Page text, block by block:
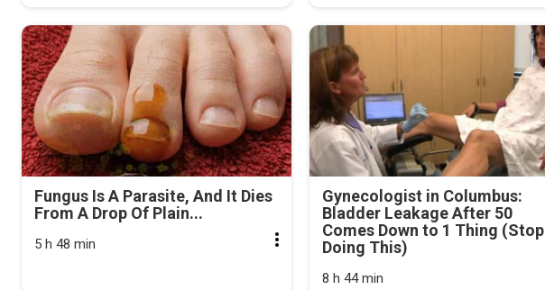
Fungus Is A Parasite, And It Dies
From A Drop Of Plain...
5 h 48 min
Gynecologist in Columbus:
Bladder Leakage After 50
Comes Down to 1 Thing (Stop
Doing This)
8 h 44 min